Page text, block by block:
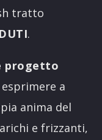
tratto
.
progetto
a
anima del
e frizzanti,